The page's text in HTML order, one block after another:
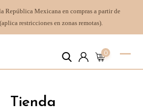
República Mexicana en compras a partir de
restricciones en zonas remotas).
0
Tienda